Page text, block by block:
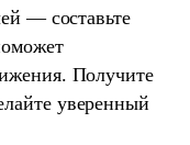
— составьте
Получите
уверенный